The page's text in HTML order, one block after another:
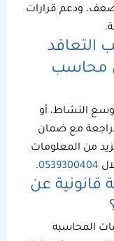
ودعم قرارات
التعاقد
محاسب
النشاط، أو
مع ضمان
من المعلومات
0539300404
.
عن
المحاسبه